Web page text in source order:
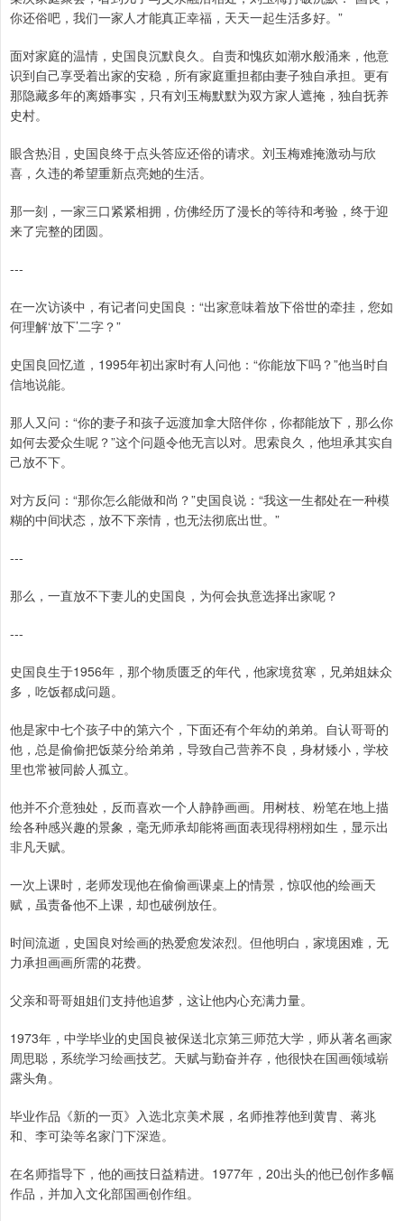
你还俗吧，我们一家人才能真正幸福，天天一起生活多好。”
面对家庭的温情，史国良沉默良久。自责和愧疚如潮水般涌来，他意
识到自己享受着出家的安稳，所有家庭重担都由妻子独自承担。更有
那隐藏多年的离婚事实，只有刘玉梅默默为双方家人遮掩，独自抚养
史村。
眼含热泪，史国良终于点头答应还俗的请求。刘玉梅难掩激动与欣
喜，久违的希望重新点亮她的生活。
那一刻，一家三口紧紧相拥，仿佛经历了漫长的等待和考验，终于迎
来了完整的团圆。
---
在一次访谈中，有记者问史国良：“出家意味着放下俗世的牵挂，您如
何理解‘放下’二字？”
史国良回忆道，1995年初出家时有人问他：“你能放下吗？”他当时自
信地说能。
那人又问：“你的妻子和孩子远渡加拿大陪伴你，你都能放下，那么你
如何去爱众生呢？”这个问题令他无言以对。思索良久，他坦承其实自
己放不下。
对方反问：“那你怎么能做和尚？”史国良说：“我这一生都处在一种模
糊的中间状态，放不下亲情，也无法彻底出世。”
---
那么，一直放不下妻儿的史国良，为何会执意选择出家呢？
---
史国良生于1956年，那个物质匮乏的年代，他家境贫寒，兄弟姐妹众
多，吃饭都成问题。
他是家中七个孩子中的第六个，下面还有个年幼的弟弟。自认哥哥的
他，总是偷偷把饭菜分给弟弟，导致自己营养不良，身材矮小，学校
里也常被同龄人孤立。
他并不介意独处，反而喜欢一个人静静画画。用树枝、粉笔在地上描
绘各种感兴趣的景象，毫无师承却能将画面表现得栩栩如生，显示出
非凡天赋。
一次上课时，老师发现他在偷偷画课桌上的情景，惊叹他的绘画天
赋，虽责备他不上课，却也破例放任。
时间流逝，史国良对绘画的热爱愈发浓烈。但他明白，家境困难，无
力承担画画所需的花费。
父亲和哥哥姐姐们支持他追梦，这让他内心充满力量。
1973年，中学毕业的史国良被保送北京第三师范大学，师从著名画家
周思聪，系统学习绘画技艺。天赋与勤奋并存，他很快在国画领域崭
露头角。
毕业作品《新的一页》入选北京美术展，名师推荐他到黄胄、蒋兆
和、李可染等名家门下深造。
在名师指导下，他的画技日益精进。1977年，20出头的他已创作多幅
作品，并加入文化部国画创作组。